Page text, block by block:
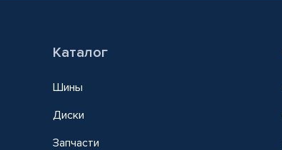
Каталог
Шины
Диски
Запчасти